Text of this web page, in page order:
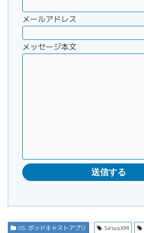
メールアドレス
メッセージ本文
05. ポッドキャストアプリ SiriusXM